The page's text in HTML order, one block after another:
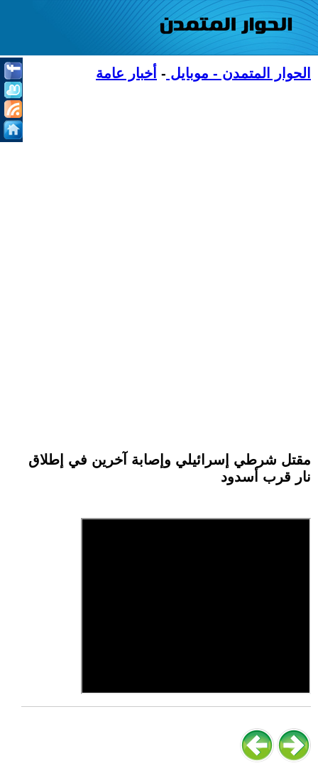
الحوار المتمدن - موبايل - أخبار عامة
مقتل شرطي إسرائيلي وإصابة آخرين في إطلاق
نار قرب أسدود